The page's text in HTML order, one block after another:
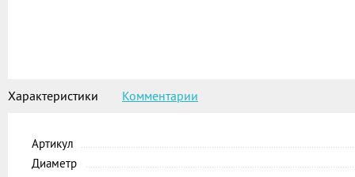
Характеристики Комментарии
Артикул
Диаметр